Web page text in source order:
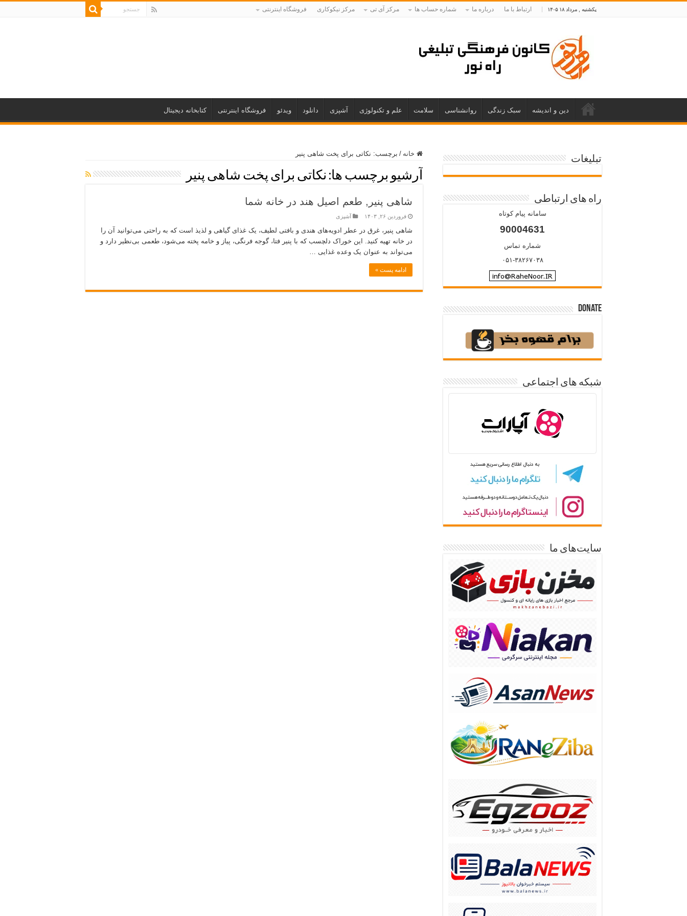
یکشنبه , مرداد ۱۸ ۱۴۰۵ ارتباط با ما درباره ما شماره حساب ها مرکز آی تی مرکز نیکوکاری فروشگاه اینترنتی
دین و اندیشه سبک زندگی روانشناسی سلامت علم و تکنولوژی آشپزی دانلود ویدئو فروشگاه اینترنتی کتابخانه دیجیتال
خانه / برچسب: نکاتی برای پخت شاهی پنیر
آرشیو برچسب ها: نکاتی برای پخت شاهی پنیر
شاهی پنیر, طعم اصیل هند در خانه شما
فروردین ۲۶, ۱۴۰۳ آشپزی
شاهی پنیر، غرق در عطر ادویه‌های هندی و بافتی لطیف، یک غذای گیاهی و لذیذ است که به راحتی می‌توانید آن را
در خانه تهیه کنید. این خوراک دلچسب که با پنیر فتا، گوجه فرنگی، پیاز و خامه پخته می‌شود، طعمی بی‌نظیر دارد و
می‌تواند به عنوان یک وعده غذایی …
ادامه پست »
تبلیغات
راه های ارتباطی
سامانه پیام کوتاه
90004631
شماره تماس
۰۵۱-۳۸۲۶۷۰۳۸
Donate
شبکه های اجتماعی
سایت‌های ما